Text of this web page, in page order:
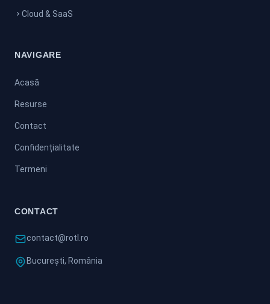
Cloud & SaaS
NAVIGARE
Acasă
Resurse
Contact
Confidențialitate
Termeni
CONTACT
contact@rotl.ro
București, România